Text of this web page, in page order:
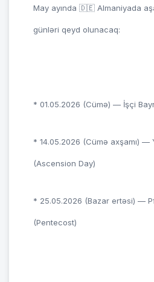
May ayında 🇩🇪 Almaniyada
günləri qeyd olunacaq:
* 01.05.2026 (Cümə) — İşçi
* 14.05.2026 (Cümə axşamı) —
(Ascension Day)
* 25.05.2026 (Bazar ertəsi) —
(Pentecost)